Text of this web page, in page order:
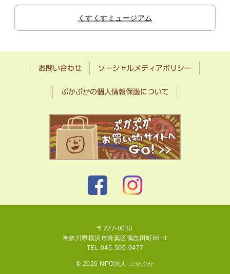
くすくすミュージアム
お問い合わせ ソーシャルメディアポリシー
ぷかぷかの個人情報保護について
〒227-0033
神奈川県横浜市青葉区鴨志田町66−1
TEL 045-500-9477
© 2026 NPO法人 ぷかぷか